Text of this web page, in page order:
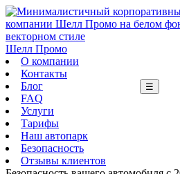
Шелл Промо
О компании
Контакты
Блог
FAQ
Услуги
☰
Тарифы
Наш автопарк
Безопасность
Отзывы клиентов